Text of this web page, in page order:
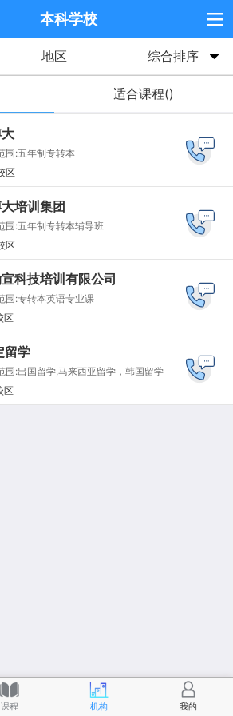
本科学校
地区 综合排序
适合课程()
围:五年制专转本
区
培训集团
围:五年制专转本辅导班
区
科技培训有限公司
围:专转本英语专业课
区
留学
围:出国留学,马来西亚留学，韩国留学
区
课程 机构 我的